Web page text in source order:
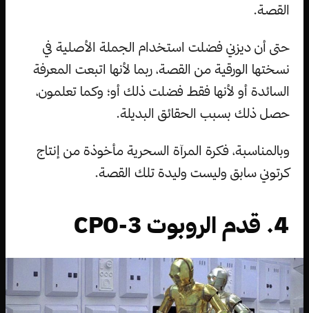
القصة.
حتى أن ديزني فضلت استخدام الجملة الأصلية في
نسختها الورقية من القصة، ربما لأنها اتبعت المعرفة
السائدة أو لأنها فقط فضلت ذلك أو؛ وكما تعلمون،
حصل ذلك بسبب الحقائق البديلة.
وبالمناسبة، فكرة المرآة السحرية مأخوذة من إنتاج
كرتوني سابق وليست وليدة تلك القصة.
4. قدم الروبوت 3-CPO